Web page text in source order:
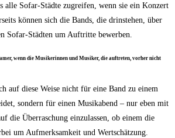
alle Sofar-Städ­te zugrei­fen, wenn sie ein Kon­zert
kön­nen sich die Bands, die drin­ste­hen, über
Sofar-Städ­ten um Auf­trit­te bewerben.
wenn die Musi­ke­rin­nen und Musi­ker, die auf­tre­ten, vor­her nicht
auf die­se Wei­se nicht für eine Band zu einem
son­dern für einen Musik­abend – nur eben mit
die Über­ra­schung ein­zu­las­sen, ob einem die
um Auf­merk­sam­keit und Wertschätzung.